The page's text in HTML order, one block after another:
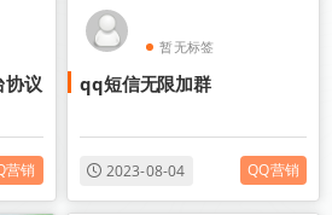
协议
营销
暂无标签
qq短信无限加群
2023-08-04 QQ营销